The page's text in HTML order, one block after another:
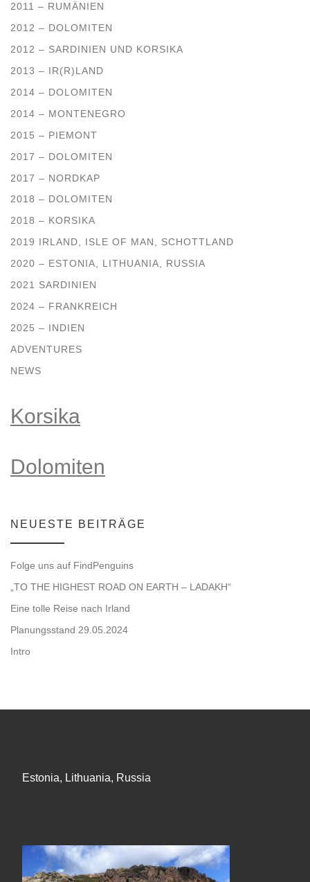
2011 – RUMÄNIEN
2012 – DOLOMITEN
2012 – SARDINIEN UND KORSIKA
2013 – IR(R)LAND
2014 – DOLOMITEN
2014 – MONTENEGRO
2015 – PIEMONT
2017 – DOLOMITEN
2017 – NORDKAP
2018 – DOLOMITEN
2018 – KORSIKA
2019 IRLAND, ISLE OF MAN, SCHOTTLAND
2020 – ESTONIA, LITHUANIA, RUSSIA
2021 SARDINIEN
2024 – FRANKREICH
2025 – INDIEN
ADVENTURES
NEWS
Korsika
Dolomiten
NEUESTE BEITRÄGE
Folge uns auf FindPenguins
„TO THE HIGHEST ROAD ON EARTH – LADAKH“
Eine tolle Reise nach Irland
Planungsstand 29.05.2024
Intro
Estonia, Lithuania, Russia